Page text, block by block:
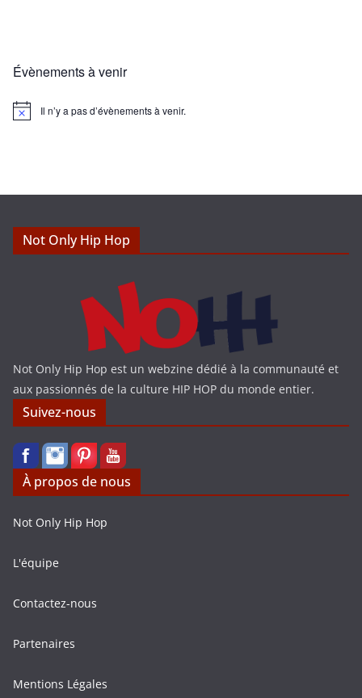
Évènements à venir
N
Il n’y a pas d’évènements à venir.
Not Only Hip Hop
Not Only Hip Hop est un webzine dédié à la communauté et
aux passionnés de la culture HIP HOP du monde entier.
Suivez-nous
À propos de nous
Not Only Hip Hop
L'équipe
Contactez-nous
Partenaires
Mentions Légales